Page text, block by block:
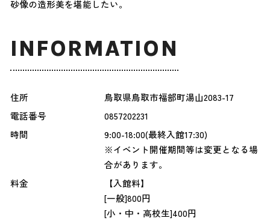
砂像の造形美を堪能したい。
INFORMATION
住所
鳥取県鳥取市福部町湯山2083-17
電話番号
0857202231
時間
9:00-18:00(最終入館17:30)
※イベント開催期間等は変更となる場
合があります。
料金
【入館料】
[一般]800円
[小・中・高校生]400円